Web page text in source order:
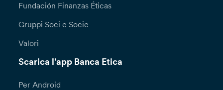
Fundación Finanzas Éticas
Gruppi Soci e Socie
Valori
Scarica l'app Banca Etica
Per Android